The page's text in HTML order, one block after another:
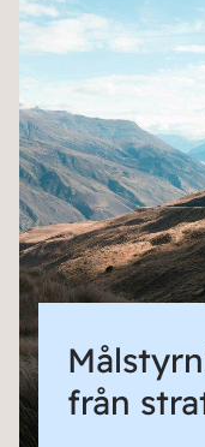
från